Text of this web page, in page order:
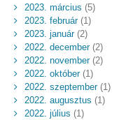
2023. március (5)
2023. február(1)
2023. január(2)
2022. december(2)
2022. november(2)
2022. október(1)
2022. szeptember(1)
2022. augusztus (1)
2022. július (1)